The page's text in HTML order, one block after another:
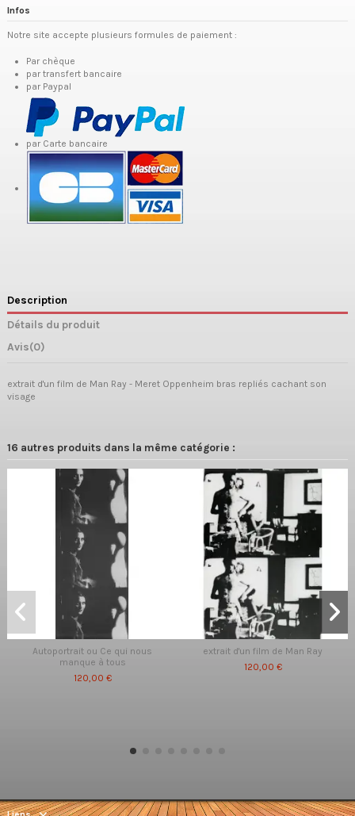
Infos
Notre site accepte plusieurs formules de paiement :
Par chèque
par transfert bancaire
par Paypal
par Carte bancaire
Description
Détails du produit
Avis(0)
extrait d'un film de Man Ray - Meret Oppenheim bras repliés cachant son
visage
16 autres produits dans la même catégorie :
Autoportrait ou Ce qui nous
manque à tous
120,00 €
extrait d'un film de Man Ray
120,00 €